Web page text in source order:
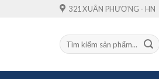
321 XUÂN PHƯƠNG - HN
Tìm
kiếm: